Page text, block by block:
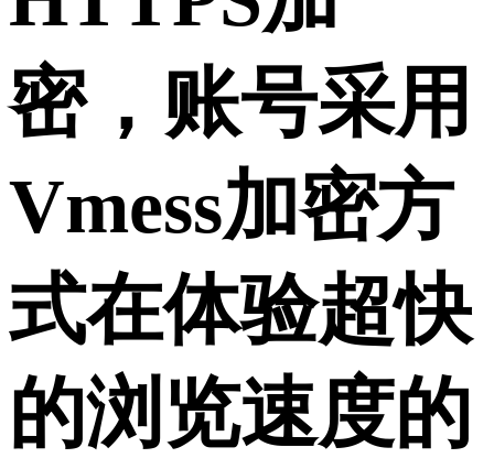
密，账号采用
Vmess加密方
式在体验超快
的浏览速度的